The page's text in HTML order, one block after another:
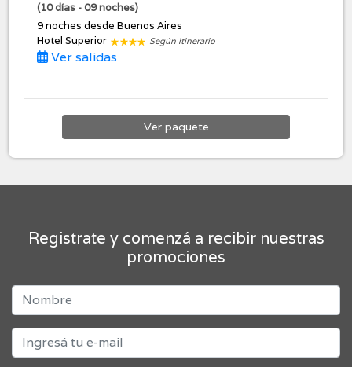
(10 días - 09 noches)
9 nochesdesde Buenos Aires
Hotel Superior
Según itinerario
Ver salidas
Ver paquete
Registrate y comenzá a recibir nuestras
promociones